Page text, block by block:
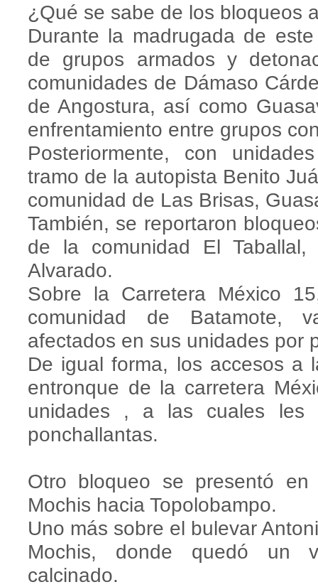
¿Qué se sabe de los bloqueos
Durante la madrugada de
de grupos armados y
comunidades de Dámaso
de Angostura, así como
enfrentamiento entre grupos
Posteriormente, con
tramo de la autopista Benito
comunidad de Las Brisas,
También, se reportaron
de la comunidad El
Alvarado.
Sobre la Carretera México
comunidad de Batamote,
afectados en sus unidades por
De igual forma, los accesos a
entronque de la carretera
unidades , a las cuales les
ponchallantas.
Otro bloqueo se presentó
Mochis hacia Topolobampo.
Uno más sobre el bulevar
Mochis, donde quedó un
calcinado.